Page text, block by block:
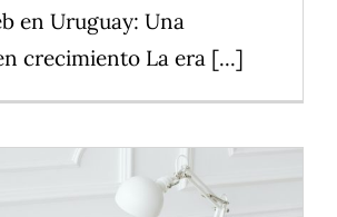
en Uruguay: Una
crecimiento La era [...]